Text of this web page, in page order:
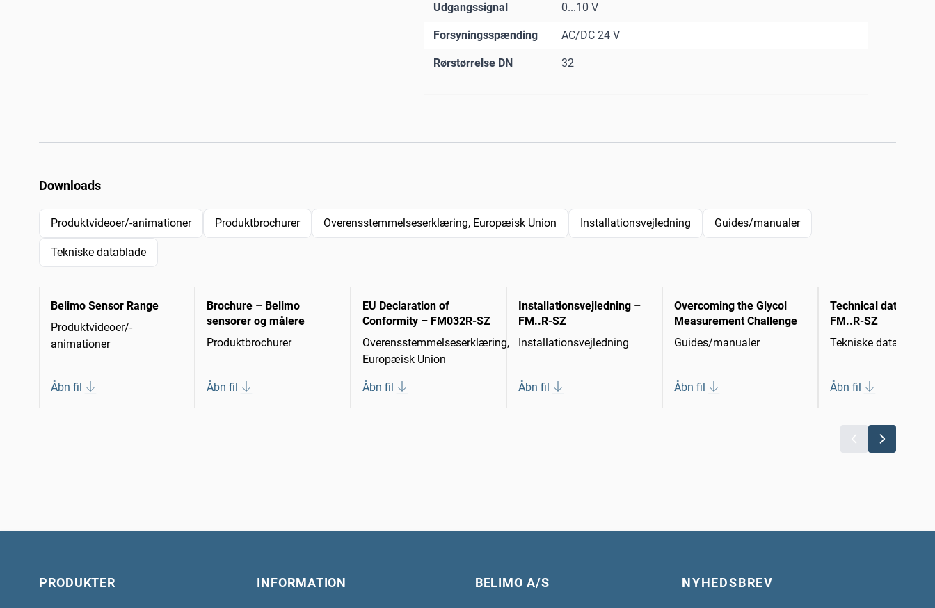
Udgangssignal 0...10 V
Forsyningsspænding AC/DC 24 V
Rørstørrelse DN 32
Downloads
Produktvideoer/-animationer Produktbrochurer Overensstemmelseserklæring, Europæisk Union Installationsvejledning Guides/manualer
Tekniske datablade
Belimo Sensor Range
Produktvideoer/-
animationer
Åbn fil
Brochure – Belimo
sensorer og målere
Produktbrochurer
Åbn fil
EU Declaration of
Conformity – FM032R-SZ
Overensstemmelseserklæring,
Europæisk Union
Åbn fil
Installationsvejledning –
FM..R-SZ
Installationsvejledning
Åbn fil
Overcoming the Glycol
Measurement Challenge
Guides/manualer
Åbn fil
Technical data
FM..R-SZ
Tekniske datablade
Åbn fil
PRODUKTER INFORMATION BELIMO A/S NYHEDSBREV